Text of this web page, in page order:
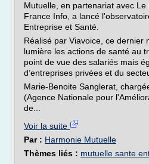
Mutuelle, en partenariat avec Le
France Info, a lancé
Entreprise et Santé.
Réalisé par Viavoice, ce dernier
lumière les actions de santé au
point de vue des salariés mais
d’entreprises privées et du
Marie-Benoite Sanglerat,
(Agence Nationale pour
de...
Voir la suite
Par : Harmonie Mutuelle
Thèmes liés : mutuelle sante